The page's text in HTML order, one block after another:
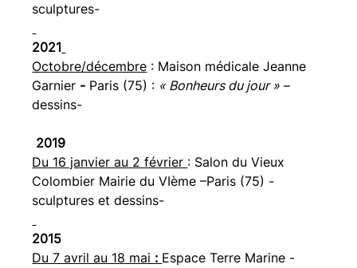
sculptures-
2021
Octobre/décembre : Maison médicale Jeanne
Garnier - Paris (75) : « Bonheurs du jour » –
dessins-
2019
Du 16 janvier au 2 février : Salon du Vieux
Colombier Mairie du VIème –Paris (75) -
sculptures et dessins-
2015
Du 7 avril au 18 mai : Espace Terre Marine -